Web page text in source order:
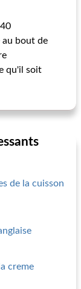
au bout de
qu'il soit
de la cuisson
creme